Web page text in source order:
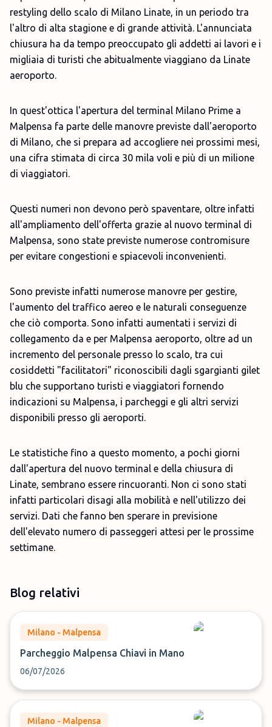
restyling dello scalo di Milano Linate, in un periodo tra
l'altro di alta stagione e di grande attività. L'annunciata
chiusura ha da tempo preoccupato gli addetti ai lavori e i
migliaia di turisti che abitualmente viaggiano da Linate
aeroporto.
In quest'ottica l'apertura del terminal Milano Prime a
Malpensa fa parte delle manovre previste dall'aeroporto
di Milano, che si prepara ad accogliere nei prossimi mesi,
una cifra stimata di circa 30 mila voli e più di un milione
di viaggiatori.
Questi numeri non devono però spaventare, oltre infatti
all'ampliamento dell'offerta grazie al nuovo terminal di
Malpensa, sono state previste numerose contromisure
per evitare congestioni e spiacevoli inconvenienti.
Sono previste infatti numerose manovre per gestire,
l'aumento del traffico aereo e le naturali conseguenze
che ciò comporta. Sono infatti aumentati i servizi di
collegamento da e per Malpensa aeroporto, oltre ad un
incremento del personale presso lo scalo, tra cui
cosiddetti "facilitatori" riconoscibili dagli sgargianti gilet
blu che supportano turisti e viaggiatori fornendo
indicazioni su Malpensa, i parcheggi e gli altri servizi
disponibili presso gli aeroporti.
Le statistiche fino a questo momento, a pochi giorni
dall'apertura del nuovo terminal e della chiusura di
Linate, sembrano essere rincuoranti. Non ci sono stati
infatti particolari disagi alla mobilità e nell'utilizzo dei
servizi. Dati che fanno ben sperare in previsione
dell'elevato numero di passeggeri attesi per le prossime
settimane.
Blog relativi
Milano - Malpensa
Parcheggio Malpensa Chiavi in Mano
06/07/2026
Milano - Malpensa